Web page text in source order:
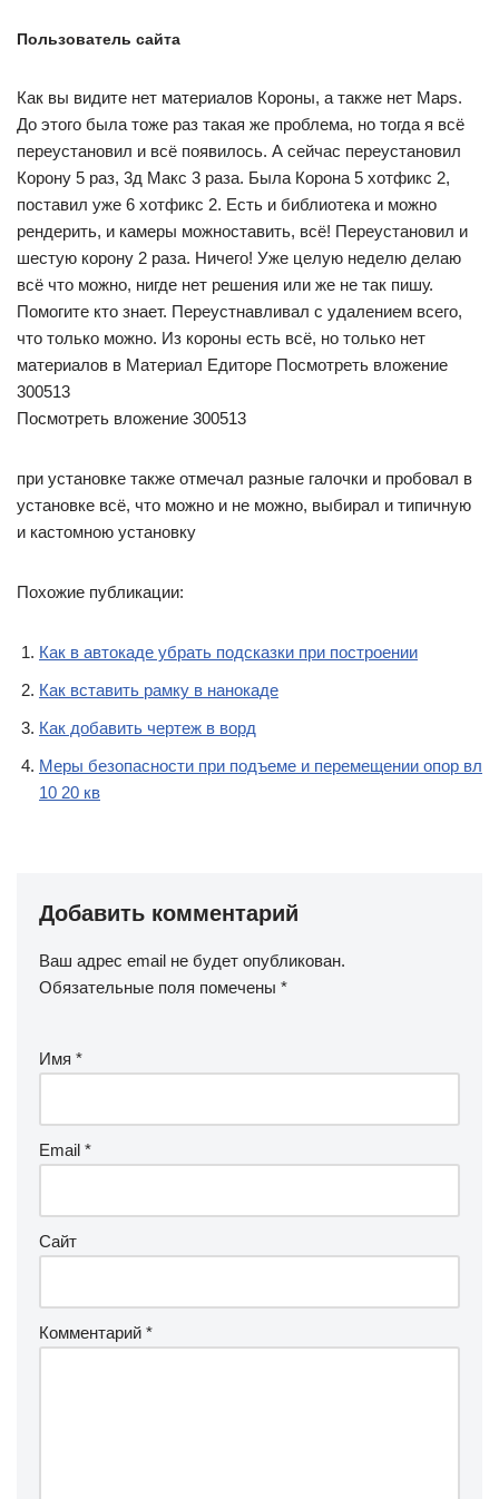
Пользователь сайта
Как вы видите нет материалов Короны, а также нет Maps.
До этого была тоже раз такая же проблема, но тогда я всё
переустановил и всё появилось. А сейчас переустановил
Корону 5 раз, 3д Макс 3 раза. Была Корона 5 хотфикс 2,
поставил уже 6 хотфикс 2. Есть и библиотека и можно
рендерить, и камеры можноставить, всё! Переустановил и
шестую корону 2 раза. Ничего! Уже целую неделю делаю
всё что можно, нигде нет решения или же не так пишу.
Помогите кто знает. Переустнавливал с удалением всего,
что только можно. Из короны есть всё, но только нет
материалов в Материал Едиторе Посмотреть вложение
300513
Посмотреть вложение 300513
при установке также отмечал разные галочки и пробовал в
установке всё, что можно и не можно, выбирал и типичную
и кастомною установку
Похожие публикации:
Как в автокаде убрать подсказки при построении
Как вставить рамку в нанокаде
Как добавить чертеж в ворд
Меры безопасности при подъеме и перемещении опор вл
10 20 кв
Добавить комментарий
Ваш адрес email не будет опубликован.
Обязательные поля помечены *
Имя *
Email *
Сайт
Комментарий *